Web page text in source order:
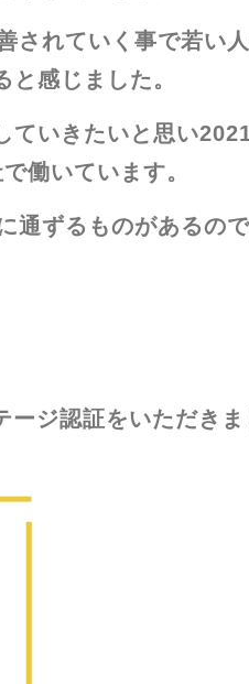
れていく事で若い
感じました。
ていきたいと思い
働いています。
ずるものがあるので
ジ認証をいただきま